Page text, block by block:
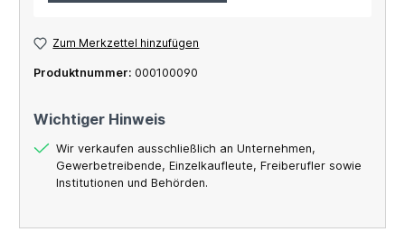
Zum Merkzettel hinzufügen
Produktnummer: 000100090
Wichtiger Hinweis
Wir verkaufen ausschließlich an Unternehmen,
Gewerbetreibende, Einzelkaufleute, Freiberufler sowie
Institutionen und Behörden.